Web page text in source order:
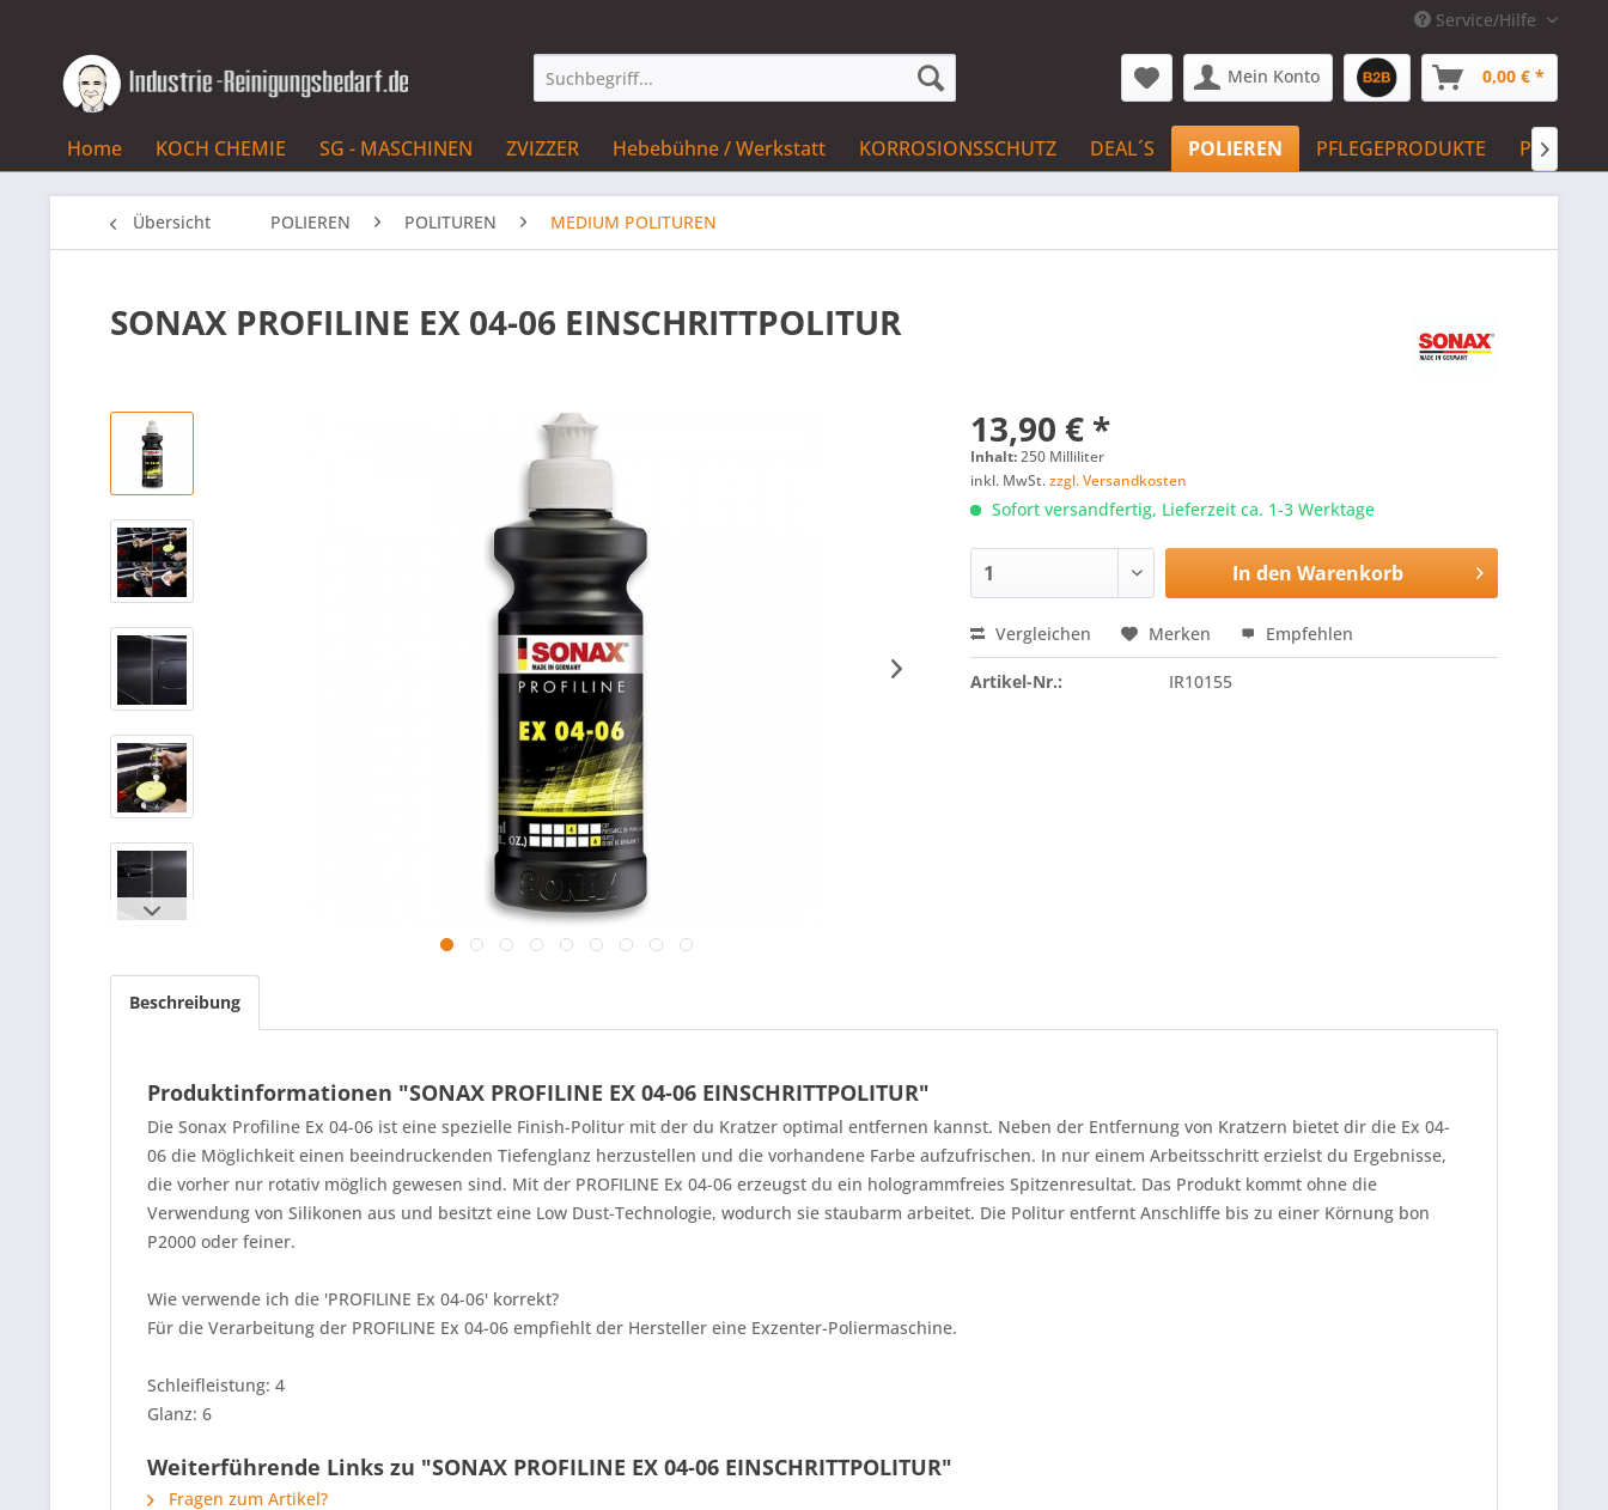
Service/Hilfe
Mein Konto 0,00 € *
Home KOCH CHEMIE SG - MASCHINEN ZVIZZER Hebebühne / Werkstatt KORROSIONSSCHUTZ DEAL´S POLIEREN PFLEGEPRODUKTE PFLEGE

Übersicht POLIEREN POLITUREN MEDIUM POLITUREN
SONAX PROFILINE EX 04-06 EINSCHRITTPOLITUR
13,90 € *
Inhalt:250 Milliliter
inkl. MwSt.zzgl. Versandkosten
Sofort versandfertig, Lieferzeit ca. 1-3 Werktage
In den Warenkorb
Vergleichen Merken Empfehlen
Artikel-Nr.: IR10155
Beschreibung
Produktinformationen "SONAX PROFILINE EX 04-06 EINSCHRITTPOLITUR"
Die Sonax Profiline Ex 04-06 ist eine spezielle Finish-Politur mit der du Kratzer optimal entfernen kannst. Neben der Entfernung von Kratzern bietet dir die Ex 04-
06 die Möglichkeit einen beeindruckenden Tiefenglanz herzustellen und die vorhandene Farbe aufzufrischen. In nur einem Arbeitsschritt erzielst du Ergebnisse,
die vorher nur rotativ möglich gewesen sind. Mit der PROFILINE Ex 04-06 erzeugst du ein hologrammfreies Spitzenresultat. Das Produkt kommt ohne die
Verwendung von Silikonen aus und besitzt eine Low Dust-Technologie, wodurch sie staubarm arbeitet. Die Politur entfernt Anschliffe bis zu einer Körnung bon
P2000 oder feiner.
Wie verwende ich die 'PROFILINE Ex 04-06' korrekt?
Für die Verarbeitung der PROFILINE Ex 04-06 empfiehlt der Hersteller eine Exzenter-Poliermaschine.
Schleifleistung: 4
Glanz: 6
Weiterführende Links zu "SONAX PROFILINE EX 04-06 EINSCHRITTPOLITUR"
Fragen zum Artikel?